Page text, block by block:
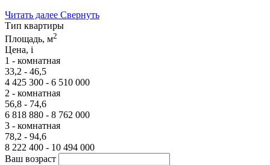
Читать далее Свернуть
Тип квартиры
Площадь, м2
Цена, i
1 - комнатная
33,2 - 46,5
4 425 300 - 6 510 000
2 - комнатная
56,8 - 74,6
6 818 880 - 8 762 000
3 - комнатная
78,2 - 94,6
8 222 400 - 10 494 000
Ваш возраст